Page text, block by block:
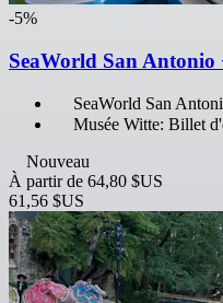
-5%
SeaWorld San Antonio
SeaWorld San
Musée Witte: Billet
Nouveau
À partir de 64,80 $US
61,56 $US